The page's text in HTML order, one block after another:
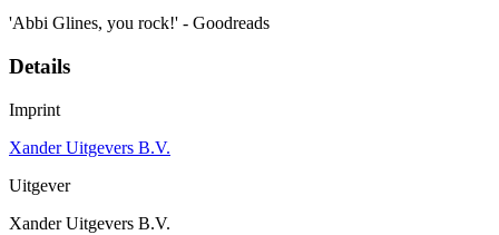
'Abbi Glines, you rock!' - Goodreads
Details
Imprint
Xander Uitgevers B.V.
Uitgever
Xander Uitgevers B.V.